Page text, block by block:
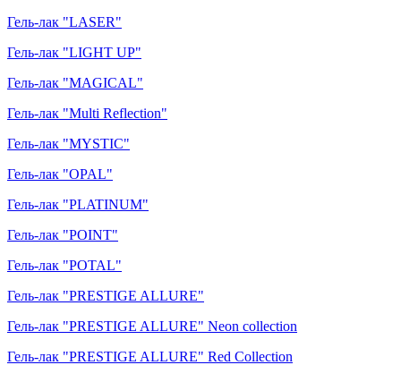
Гель-лак "LASER"
Гель-лак "LIGHT UP"
Гель-лак "MAGICAL"
Гель-лак "Multi Reflection"
Гель-лак "MYSTIC"
Гель-лак "OPAL"
Гель-лак "PLATINUM"
Гель-лак "POINT"
Гель-лак "POTAL"
Гель-лак "PRESTIGE ALLURE"
Гель-лак "PRESTIGE ALLURE" Neon collection
Гель-лак "PRESTIGE ALLURE" Red Collection